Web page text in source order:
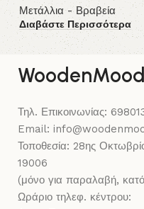
Μετάλλια - Βραβεία
Διαβάστε Περισσότερα
WoodenMood
Τηλ. Επικοινωνίας:
Email:
Τοποθεσία: 28ης
19006
(μόνο για παραλαβή,
Ωράριο τηλεφ. κέντρου: